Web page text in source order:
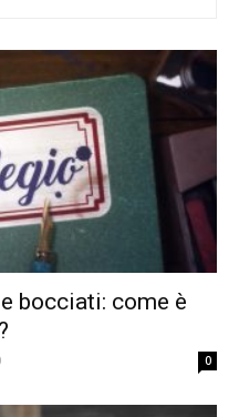
bocciati: come è
0